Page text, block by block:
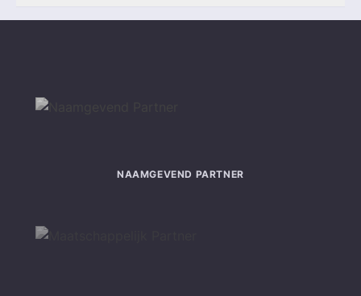
NAAMGEVEND PARTNER